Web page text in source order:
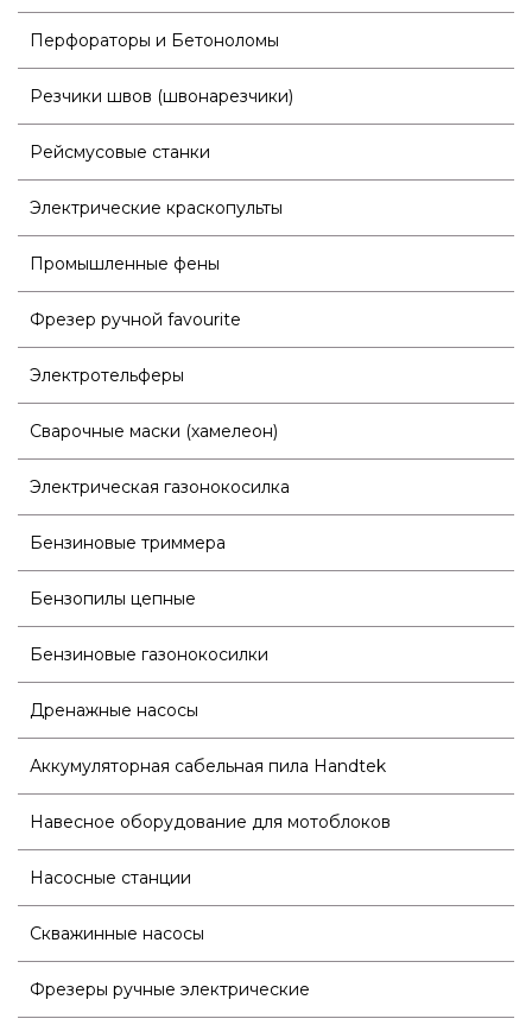
Перфораторы и Бетоноломы
Резчики швов (швонарезчики)
Рейсмусовые станки
Электрические краскопульты
Промышленные фены
Фрезер ручной favourite
Электротельферы
Сварочные маски (хамелеон)
Электрическая газонокосилка
Бензиновые триммера
Бензопилы цепные
Бензиновые газонокосилки
Дренажные насосы
Аккумуляторная сабельная пила Handtek
Навесное оборудование для мотоблоков
Насосные станции
Скважинные насосы
Фрезеры ручные электрические